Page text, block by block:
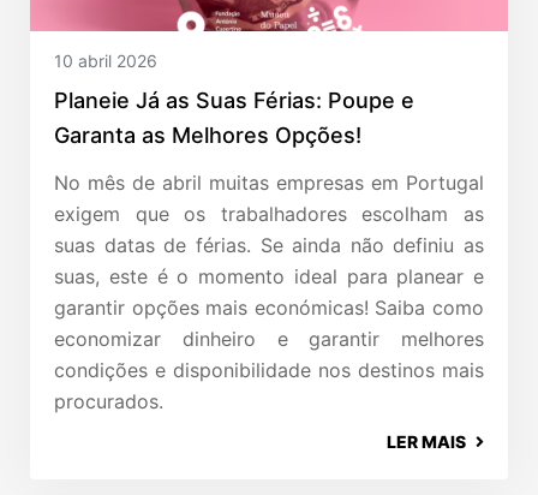
10 abril 2026
Planeie Já as Suas Férias: Poupe e
Garanta as Melhores Opções!
No mês de abril muitas empresas em Portugal
exigem que os trabalhadores escolham as
suas datas de férias. Se ainda não definiu as
suas, este é o momento ideal para planear e
garantir opções mais económicas! Saiba como
economizar dinheiro e garantir melhores
condições e disponibilidade nos destinos mais
procurados.
LER MAIS